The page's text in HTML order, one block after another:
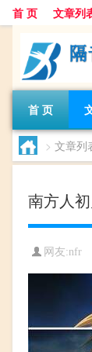
首 页 文章列
首 页
> 文章列
南方人
网友:nfr